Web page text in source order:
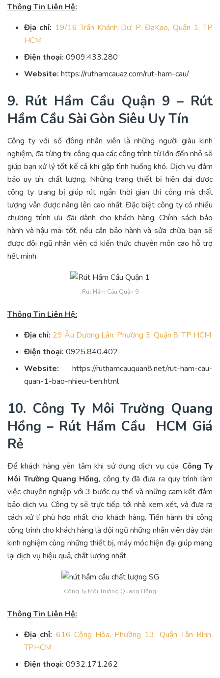
Thông Tin Liên Hệ:
Địa chỉ: 19/16 Trần Khánh Dư, P. ĐaKao, Quận 1, TP
HCM
Điện thoại: 0909.433.280
Website: https://ruthamcauaz.com/rut-ham-cau/
9. Rút Hầm Cầu Quận 9 – Rút
Hầm Cầu Sài Gòn Siêu Uy Tín
Công ty với số đông nhân viên là những người giàu kinh
nghiệm, đã từng thi công qua các công trình từ lớn đến nhỏ sẽ
giúp bạn xử lý tốt kể cả khi gặp tình huống khó. Dịch vụ đảm
bảo uy tín, chất lượng. Những trang thiết bị hiện đại được
công ty trang bị giúp rút ngắn thời gian thi công mà chất
lượng vẫn được nâng lên cao nhất. Đặc biệt công ty có nhiều
chương trình ưu đãi dành cho khách hàng. Chính sách bảo
hành và hậu mãi tốt, nếu cần bảo hành và sửa chữa, bạn sẽ
được đội ngũ nhân viên có kiến thức chuyên môn cao hỗ trợ
hết mình.
Rút Hầm Cầu Quận 9
Thông Tin Liên Hệ:
Địa chỉ: 29 Âu Dương Lân, Phường 3, Quận 8, TP HCM
Điện thoại: 0925.840.402
Website: https://ruthamcauquan8.net/rut-ham-cau-
quan-1-bao-nhieu-tien.html
10. Công Ty Môi Trường Quang
Hồng – Rút Hầm Cầu HCM Giá
Rẻ
Để khách hàng yên tâm khi sử dụng dịch vụ của Công Ty
Môi Trường Quang Hồng, công ty đã đưa ra quy trình làm
việc chuyên nghiệp với 3 bước cụ thể và những cam kết đảm
bảo dịch vụ. Công ty sẽ trực tiếp tới nhà xem xét, và đưa ra
cách xử lí phù hợp nhất cho khách hàng. Tiến hành thi công
công trình cho khách hàng là đội ngũ những nhân viên dày dặn
kinh nghiệm cùng những thiết bị, máy móc hiện đại giúp mang
lại dịch vụ hiệu quả, chất lượng nhất.
Công Ty Môi Trường Quang Hồng
Thông Tin Liên Hệ:
Địa chỉ: 616 Cộng Hòa, Phường 13, Quận Tân Bình,
TPHCM
Điện thoại: 0932.171.262